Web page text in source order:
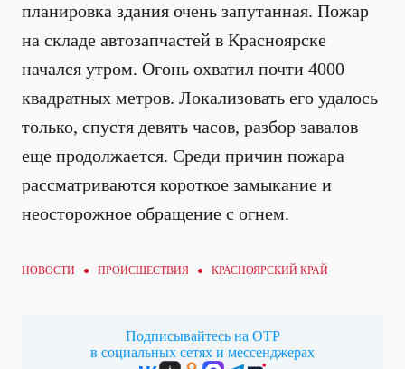
планировка здания очень запутанная. Пожар
на складе автозапчастей в Красноярске
начался утром. Огонь охватил почти 4000
квадратных метров. Локализовать его удалось
только, спустя девять часов, разбор завалов
еще продолжается. Среди причин пожара
рассматриваются короткое замыкание и
неосторожное обращение с огнем.
НОВОСТИ ● ПРОИСШЕСТВИЯ ● КРАСНОЯРСКИЙ КРАЙ
Подписывайтесь на ОТР
в социальных сетях и мессенджерах